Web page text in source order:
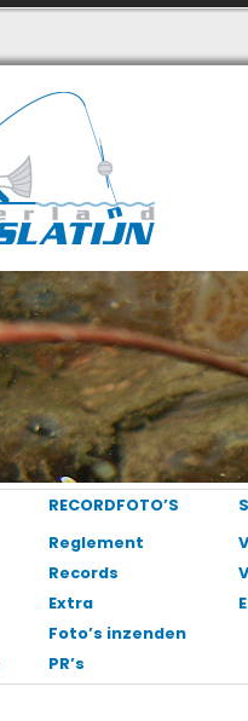
RECORDFOTO’S
Reglement
Records
Extra
Foto’s inzenden
PR’s